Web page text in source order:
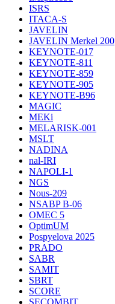
ISRS
ITACA-S
JAVELIN
JAVELIN Merkel 200
KEYNOTE-017
KEYNOTE-811
KEYNOTE-859
KEYNOTE-905
KEYNOTE-B96
MAGIC
MEKi
MELARISK-001
MSLT
NADINA
nal-IRI
NAPOLI-1
NGS
Nous-209
NSABP B-06
OMEC 5
OptimUM
Pospyelova 2025
PRADO
SABR
SAMIT
SBRT
SCORE
SECOMBIT